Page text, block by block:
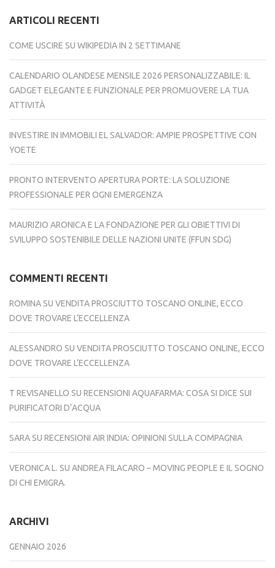
ARTICOLI RECENTI
COME USCIRE SU WIKIPEDIA IN 2 SETTIMANE
CALENDARIO OLANDESE MENSILE 2026 PERSONALIZZABILE: IL
GADGET ELEGANTE E FUNZIONALE PER PROMUOVERE LA TUA
ATTIVITÀ
INVESTIRE IN IMMOBILI EL SALVADOR: AMPIE PROSPETTIVE CON
YOETE
PRONTO INTERVENTO APERTURA PORTE: LA SOLUZIONE
PROFESSIONALE PER OGNI EMERGENZA
MAURIZIO ARONICA E LA FONDAZIONE PER GLI OBIETTIVI DI
SVILUPPO SOSTENIBILE DELLE NAZIONI UNITE (FFUN SDG)
COMMENTI RECENTI
ROMINA SU VENDITA PROSCIUTTO TOSCANO ONLINE, ECCO
DOVE TROVARE L’ECCELLENZA
ALESSANDRO SU VENDITA PROSCIUTTO TOSCANO ONLINE, ECCO
DOVE TROVARE L’ECCELLENZA
T REVISANELLO SU RECENSIONI AQUAFARMA: COSA SI DICE SUI
PURIFICATORI D’ACQUA
SARA SU RECENSIONI AIR INDIA: OPINIONI SULLA COMPAGNIA
VERONICA L. SU ANDREA FILACARO – MOVING PEOPLE E IL SOGNO
DI CHI EMIGRA.
ARCHIVI
GENNAIO 2026